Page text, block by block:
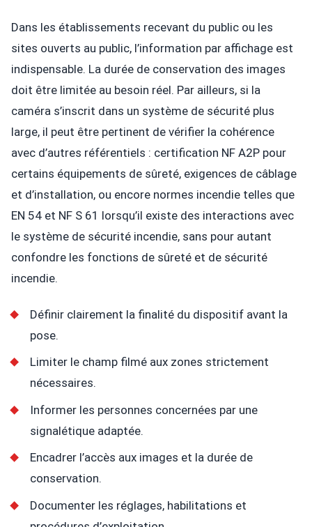
Dans les établissements recevant du public ou les
sites ouverts au public, l’information par affichage est
indispensable. La durée de conservation des images
doit être limitée au besoin réel. Par ailleurs, si la
caméra s’inscrit dans un système de sécurité plus
large, il peut être pertinent de vérifier la cohérence
avec d’autres référentiels : certification NF A2P pour
certains équipements de sûreté, exigences de câblage
et d’installation, ou encore normes incendie telles que
EN 54 et NF S 61 lorsqu’il existe des interactions avec
le système de sécurité incendie, sans pour autant
confondre les fonctions de sûreté et de sécurité
incendie.
Définir clairement la finalité du dispositif avant la
pose.
Limiter le champ filmé aux zones strictement
nécessaires.
Informer les personnes concernées par une
signalétique adaptée.
Encadrer l’accès aux images et la durée de
conservation.
Documenter les réglages, habilitations et